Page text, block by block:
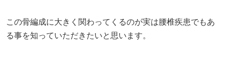
この骨編成に大きく関わってくるのが実は腰椎疾患でもあ
る事を知っていただきたいと思います。